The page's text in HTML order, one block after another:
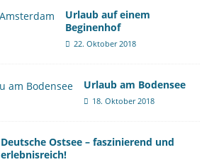
Urlaub auf einem
Beginenhof
22. Oktober 2018
Urlaub am Bodensee
18. Oktober 2018
Deutsche Ostsee – faszinierend und
erlebnisreich!